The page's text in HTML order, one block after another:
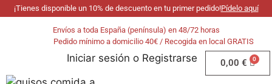
¡Tienes disponible un 10% de descuento en tu primer pedido!Pídelo aquí
Envíos a toda España (península) en 48/72 horas
Pedido mínimo a domicilio 40€ / Recogida en local GRATIS
Iniciar sesión o Registrarse 0,00 €